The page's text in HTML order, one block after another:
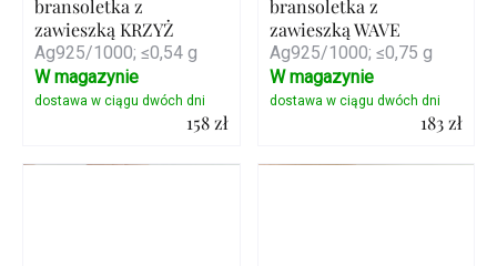
bransoletka z
zawieszką KRZYŻ
Ag925/1000; ≤0,54 g
158 zł
Szczegóły
W magazynie
bransoletka z
zawieszką WAVE
Ag925/1000; ≤0,75 g
183 zł
Szczegóły
W magazynie